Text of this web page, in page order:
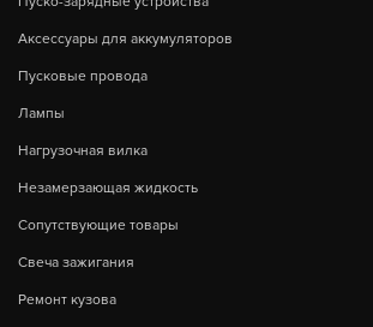
Аксессуары для аккумуляторов
Пусковые провода
Лампы
Нагрузочная вилка
Незамерзающая жидкость
Сопутствующие товары
Свеча зажигания
Ремонт кузова